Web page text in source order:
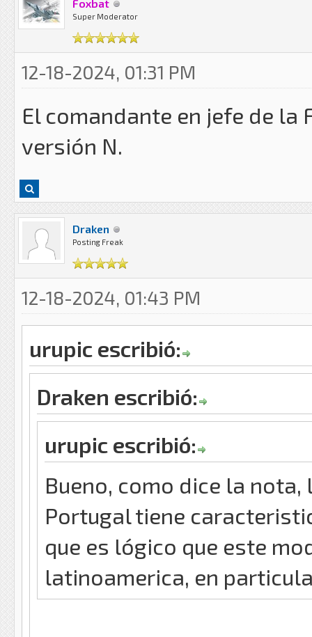
Foxbat
Super Moderator
12-18-2024, 01:31 PM
El comandante en jefe de la
versión N.
Draken
Posting Freak
12-18-2024, 01:43 PM
urupic escribió:
Draken escribió:
urupic escribió:
Bueno, como dice la
Portugal tiene
que es lógico que este
latinoamerica, en